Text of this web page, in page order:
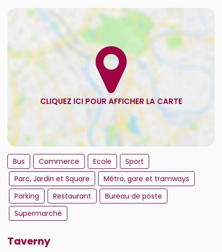
Bus Commerce Ecole
Sport
Parc, Jardin et Square
Métro, gare et tramways
Parking
Restaurant
Bureau de poste
Supermarché
Taverny